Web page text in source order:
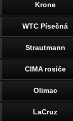
Krone
WTC Písečná
Strautmann
CIMA rosiče
Olimac
LaCruz